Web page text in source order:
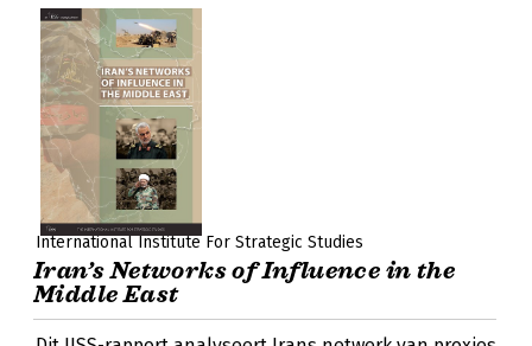
International Institute For Strategic Studies
Iran’s Networks of Influence in the
Middle East